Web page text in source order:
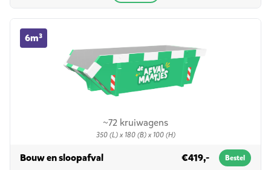
~72 kruiwagens
350 (L) x 180 (B) x 100 (H)
6m³
6m³ container huren
Bouw en sloopafvalin 6m³ €419,- Bestel